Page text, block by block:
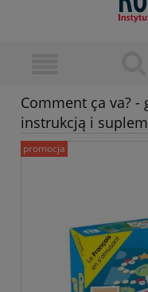
Comment ça va? -
instrukcją i
promocja